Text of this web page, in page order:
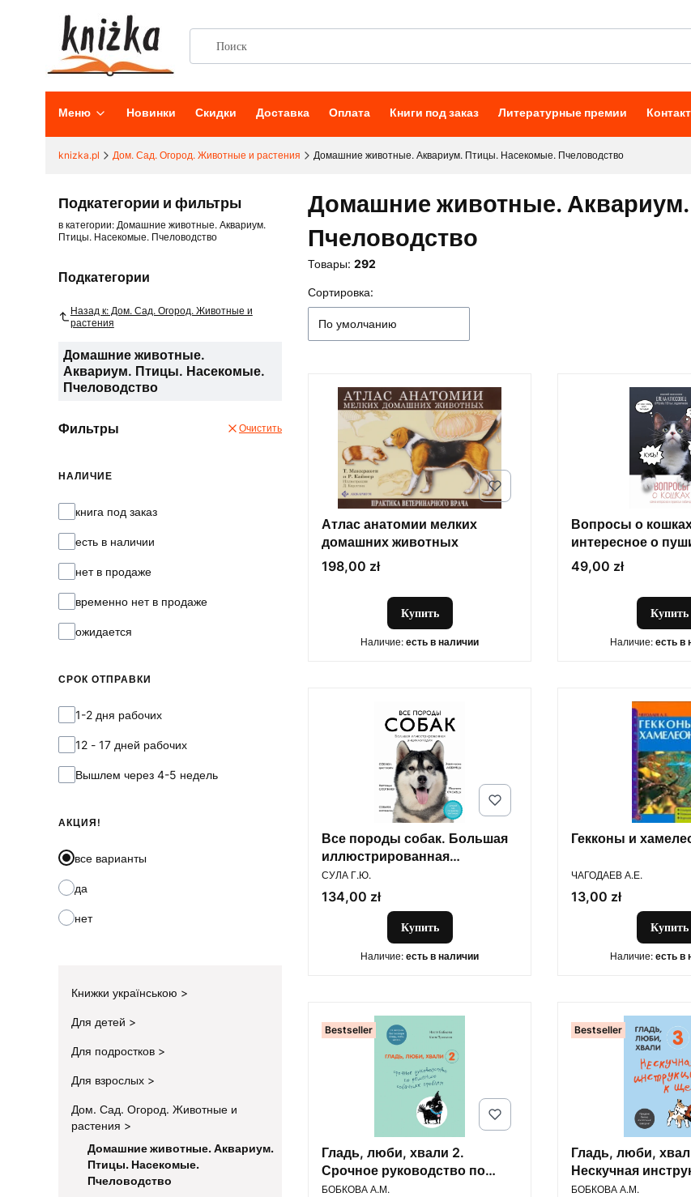
Меню Новинки Скидки Доставка Оплата Книги под заказ Литературные премии Контакт
knizka.pl Дом. Сад. Огород. Животные и растения Домашние животные. Аквариум. Птицы. Насекомые. Пчеловодство
Подкатегории и фильтры
в категории: Домашние животные. Аквариум.
Птицы. Насекомые. Пчеловодство
Подкатегории
Назад к: Дом. Сад. Огород. Животные и
растения
Домашние животные.
Аквариум. Птицы. Насекомые.
Пчеловодство
Фильтры Очистить
НАЛИЧИЕ
Наличие
книга под заказ
есть в наличии
нет в продаже
временно нет в продаже
ожидается
СРОК ОТПРАВКИ
Срок отправки
1-2 дня рабочих
12 - 17 дней рабочих
Вышлем через 4-5 недель
АКЦИЯ!
все варианты
да
нет
Книжки українською
Для детей
Для подростков
Для взрослых
Дом. Сад. Огород. Животные и
растения
Домашние животные. Аквариум.
Птицы. Насекомые.
Пчеловодство
Домашние животные.
Пчеловодство
Товары: 292
Список товаров
Сортировка:
По умолчанию
Атлас анатомии мелких
домашних животных
Цена
198,00 zł
Купить
Наличие: есть в наличии
Вопросы о
интересное о
любимцах
Цена
49,00 zł
Купить
Наличие: есть в
Все породы собак. Большая
иллюстрированная
энциклопедия
ПРОИЗВОДИТЕЛЬ
СУЛА Г.Ю.
Цена
134,00 zł
Купить
Наличие: есть в наличии
Гекконы и
ПРОИЗВОДИТЕЛЬ
ЧАГОДАЕВ А.Е.
Цена
13,00 zł
Купить
Наличие: есть в
Bestseller
Гладь, люби, хвали 2.
Срочное руководство по
решению собачьих проблем
ПРОИЗВОДИТЕЛЬ
БОБКОВА А.М.
Bestseller
Гладь, люби,
Нескучная
щенку
ПРОИЗВОДИТЕЛЬ
БОБКОВА А.М.